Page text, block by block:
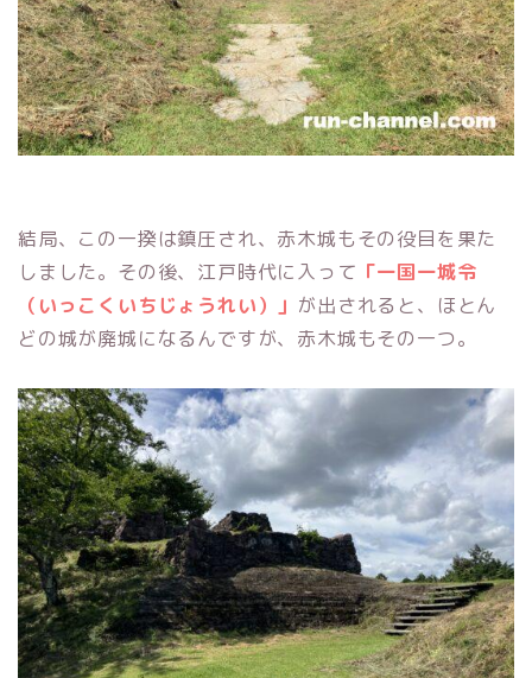
結局、この一揆は鎮圧され、赤木城もその役目を果た
しました。その後、江戸時代に入って 「一国一城令
（いっこくいちじょうれい）」 が出されると、ほとん
どの城が廃城になるんですが、赤木城もその一つ。